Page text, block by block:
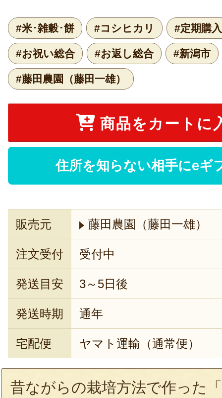
#米･雑穀･餅 #コシヒカリ #定期購
#お祝い総合 #お返し総合 #新潟市
#藤田農園（藤田一雄）
商品をカートに
住所を知らない相手にeギ
販売元 藤田農園（藤田一雄）
注文受付 受付中
発送目安 3～5日後
発送時期 通年
宅配便 ヤマト運輸（通常便）
昔ながらの栽培方法で作った